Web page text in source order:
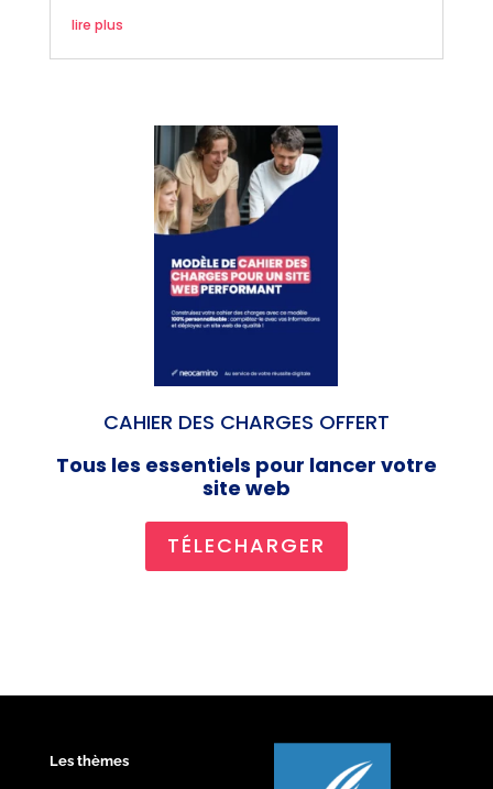
lire plus
CAHIER DES CHARGES OFFERT
Tous les essentiels pour lancer votre
site web
TÉLECHARGER
Les thèmes